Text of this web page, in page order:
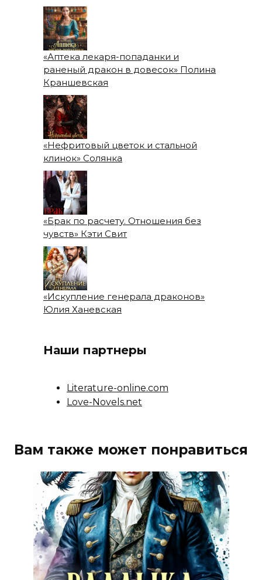
«Аптека лекаря-попаданки и
раненый дракон в довесок» Полина
Краншевская
«Нефритовый цветок и стальной
клинок» Солянка
«Брак по расчету. Отношения без
чувств» Кэти Свит
«Искупление генерала драконов»
Юлия Ханевская
Наши партнеры
Literature-online.com
Love-Novels.net
Вам также может понравиться